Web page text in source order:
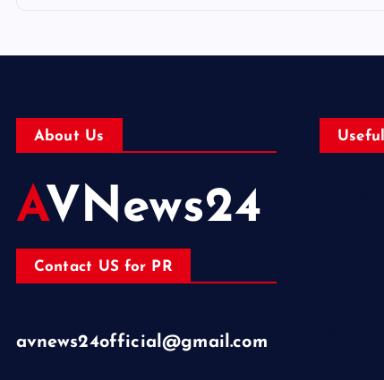
About Us
AVNews24
Contact US for PR
avnews24official@gmail.com